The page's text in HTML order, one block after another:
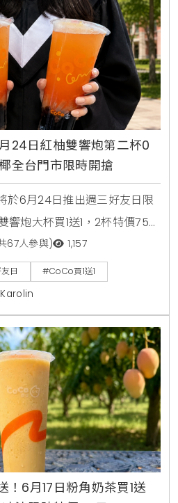
24日紅柚雙響炮第二杯0
全台門市限時開搶
於6月24日推出週三好友日限
響炮大杯買1送1，2杯特價75
號領取優惠券，即可在線上
惠，每人限領2張。
67人參與) 1,157
日 #CoCo買1送1
6月17日粉角奶茶買1送